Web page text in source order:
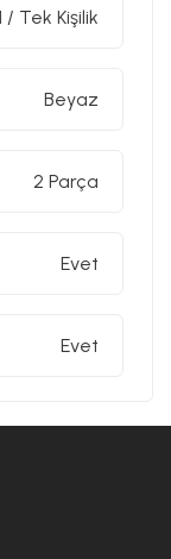
/ Tek Kişilik
Beyaz
2 Parça
Evet
Evet